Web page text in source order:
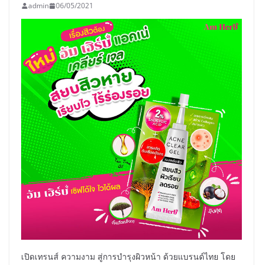
admin 06/05/2021
เปิดเทรนส์ ความงาม สู่การบำรุงผิวหน้า ด้วยแบรนด์ไทย โดย